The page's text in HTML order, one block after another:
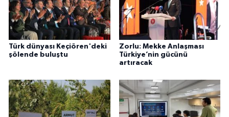
Türk dünyası Keçiören'deki
şölende buluştu
Zorlu: Mekke Anlaşması
Türkiye’nin gücünü
artıracak